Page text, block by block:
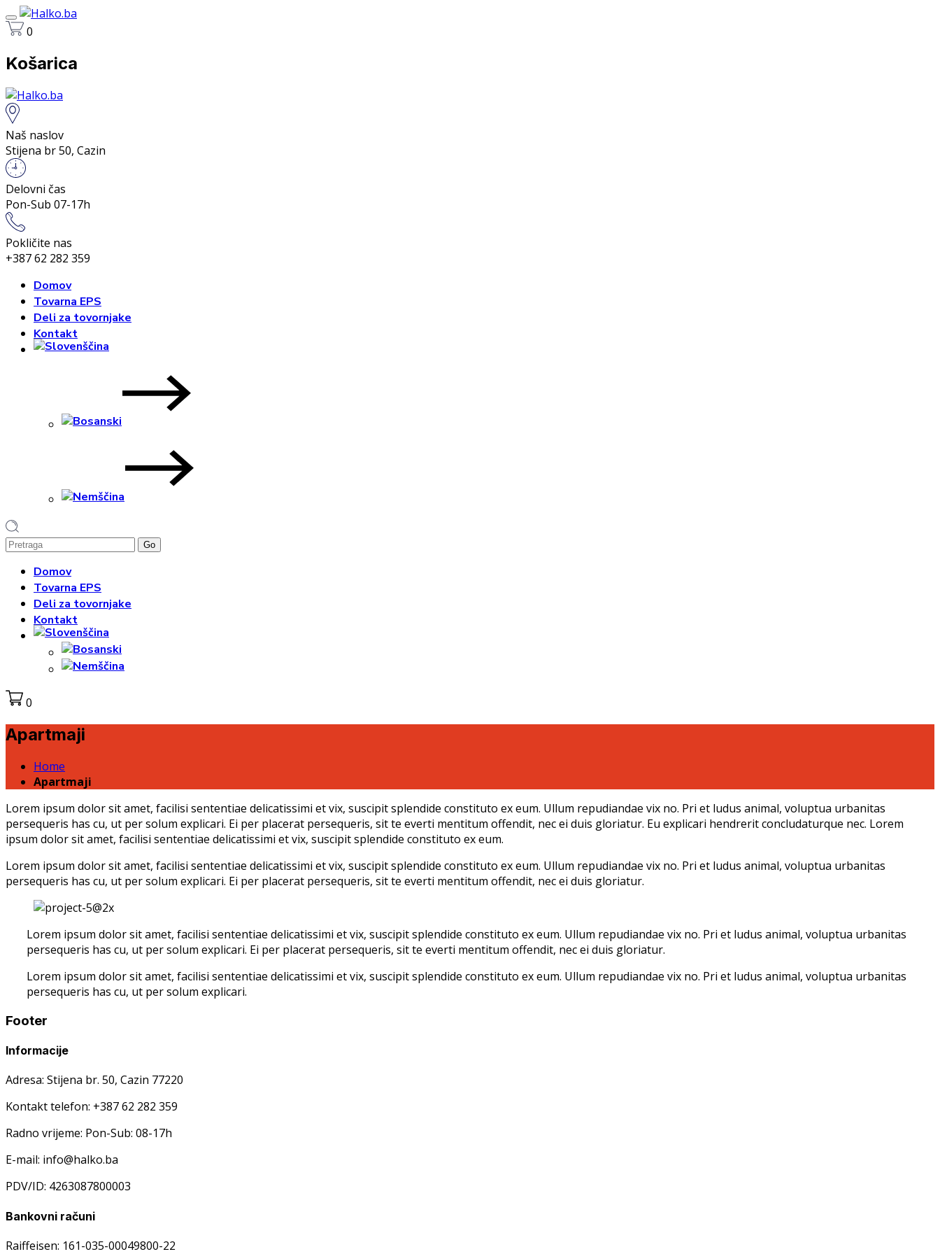
0
Košarica
Naš naslov
Stijena br 50, Cazin
Delovni čas
Pon-Sub 07-17h
Pokličite nas
+387 62 282 359
Domov
Tovarna EPS
Deli za tovornjake
Kontakt
1
Domov
Tovarna EPS
Deli za tovornjake
Kontakt
0
Apartmaji
Home
Apartmaji
Lorem ipsum dolor sit amet, facilisi sententiae delicatissimi et vix, suscipit splendide constituto ex eum. Ullum repudiandae vix no. Pri et ludus animal, voluptua urbanitas
persequeris has cu, ut per solum explicari. Ei per placerat persequeris, sit te everti mentitum offendit, nec ei duis gloriatur. Eu explicari hendrerit concludaturque nec. Lorem
ipsum dolor sit amet, facilisi sententiae delicatissimi et vix, suscipit splendide constituto ex eum.
Lorem ipsum dolor sit amet, facilisi sententiae delicatissimi et vix, suscipit splendide constituto ex eum. Ullum repudiandae vix no. Pri et ludus animal, voluptua urbanitas
persequeris has cu, ut per solum explicari. Ei per placerat persequeris, sit te everti mentitum offendit, nec ei duis gloriatur.
Lorem ipsum dolor sit amet, facilisi sententiae delicatissimi et vix, suscipit splendide constituto ex eum. Ullum repudiandae vix no. Pri et ludus animal, voluptua urbanitas
persequeris has cu, ut per solum explicari. Ei per placerat persequeris, sit te everti mentitum offendit, nec ei duis gloriatur.
Lorem ipsum dolor sit amet, facilisi sententiae delicatissimi et vix, suscipit splendide constituto ex eum. Ullum repudiandae vix no. Pri et ludus animal, voluptua urbanitas
persequeris has cu, ut per solum explicari.
Footer
Informacije
Adresa: Stijena br. 50, Cazin 77220
Kontakt telefon: +387 62 282 359
Radno vrijeme: Pon-Sub: 08-17h
E-mail: info@halko.ba
PDV/ID: 4263087800003
Bankovni računi
Raiffeisen: 161-035-00049800-22